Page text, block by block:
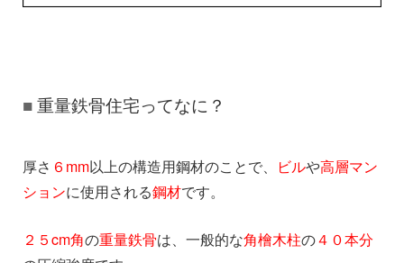
重量鉄骨住宅ってなに？
厚さ ６mm以上の構造用鋼材のことで、 ビルや高層マン
ションに使用される鋼材です。
２５cm角の重量鉄骨は、一般的な角檜木柱の４０本分